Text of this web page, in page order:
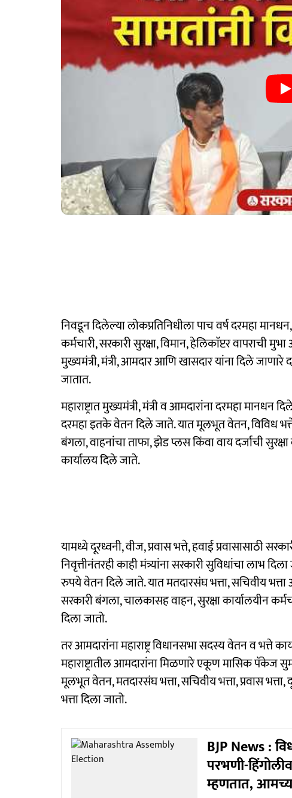
निवडून दिलेल्या लोकप्रतिनिधीला पाच वर्ष दरमहा
कर्मचारी, सरकारी सुरक्षा, विमान, हेलिकाॅप्टर वापराची
मुख्यमंत्री, मंत्री, आमदार आणि खासदार यांना दिले
जातात.
महाराष्ट्रात मुख्यमंत्री, मंत्री व आमदारांना दरमहा
दरमहा इतके वेतन दिले जाते. यात मूलभूत वेतन, विविध
बंगला, वाहनांचा ताफा, झेड प्लस किंवा वाय दर्जाची
कार्यालय दिले जाते.
यामध्ये दूरध्वनी, वीज, प्रवास भत्ते, हवाई प्रवासासाठी
निवृत्तीनंतरही काही मंत्र्यांना सरकारी सुविधांचा लाभ
रुपये वेतन दिले जाते. यात मतदारसंघ भत्ता, सचिवीय
सरकारी बंगला, चालकासह वाहन, सुरक्षा कार्यालयीन
दिला जातो.
तर आमदारांना महाराष्ट्र विधानसभा सदस्य वेतन व भत्ते
महाराष्ट्रातील आमदारांना मिळणारे एकूण मासिक पॅकेज
मूलभूत वेतन, मतदारसंघ भत्ता, सचिवीय भत्ता, प्रवास
भत्ता दिला जातो.
BJP News :
परभणी-
म्हणतात,